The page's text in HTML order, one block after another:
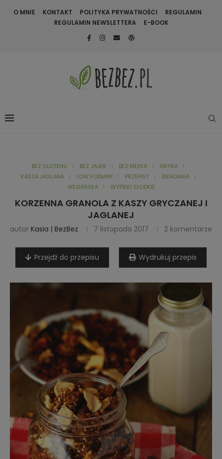
O MNIE KONTAKT POLITYKA PRYWATNOŚCI
REGULAMIN
REGULAMIN NEWSLETTERA
E-BOOK
BEZ GLUTENU BEZ JAJEK BEZ MLEKA
GRYKA
KASZA JAGLANA
LOW FODMAP PRZEPISY
ŚNIADANIA
WEGAŃSKA
WYPIEKI SŁODKIE
KORZENNA GRANOLA Z KASZY GRYCZANEJ I
JAGLANEJ
autor Kasia | BezBez 7 listopada 2017 2 komentarze
Przejdź do przepisu Wydrukuj przepis